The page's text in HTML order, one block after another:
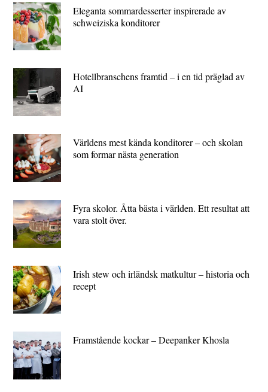
Eleganta sommardesserter inspirerade av
schweiziska konditorer
Hotellbranschens framtid – i en tid präglad av
AI
Världens mest kända konditorer – och skolan
som formar nästa generation
Fyra skolor. Åtta bästa i världen. Ett resultat att
vara stolt över.
Irish stew och irländsk matkultur – historia och
recept
Framstående kockar – Deepanker Khosla